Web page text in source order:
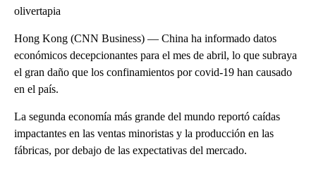
olivertapia
Hong Kong (CNN Business) — China ha informado datos
económicos decepcionantes para el mes de abril, lo que subraya
el gran daño que los confinamientos por covid-19 han causado
en el país.
La segunda economía más grande del mundo reportó caídas
impactantes en las ventas minoristas y la producción en las
fábricas, por debajo de las expectativas del mercado.